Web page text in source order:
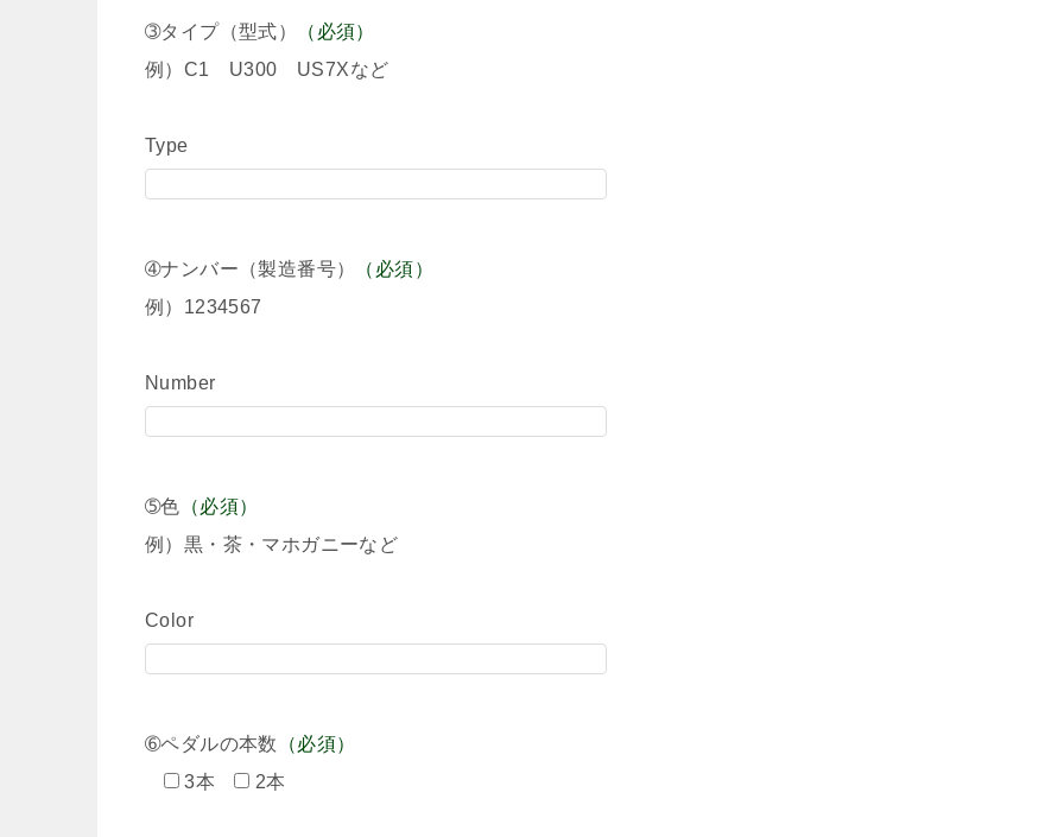
➂タイプ（型式）
（必須）
例）C1 U300 US7Xなど
Type
➃ナンバー（製造番号）
（必須）
例）1234567
Number
➄色 （必須）
例）黒・茶・マホガニーなど
Color
➅ペダルの本数
（必須）
3本
2本